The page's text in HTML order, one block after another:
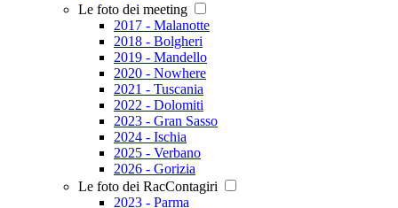
Le foto dei meeting
2017 - Malanotte
2018 - Bolgheri
2019 - Mandello
2020 - Nowhere
2021 - Tuscania
2022 - Dolomiti
2023 - Gran Sasso
2024 - Ischia
2025 - Verbano
2026 - Gorizia
Le foto dei RacContagiri
2023 - Parma